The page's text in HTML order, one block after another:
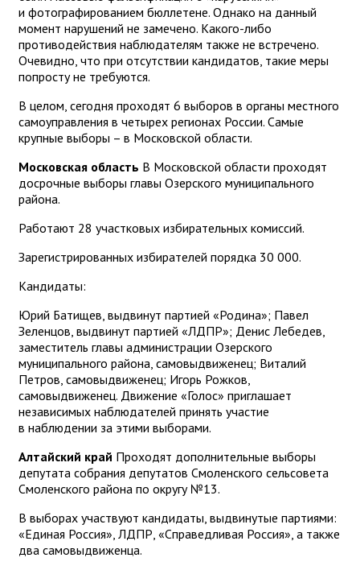
и фотографированием бюллетене. Однако на данный
момент нарушений не замечено. Какого-либо
противодействия наблюдателям также не встречено.
Очевидно, что при отсутствии кандидатов, такие меры
попросту не требуются.
В целом, сегодня проходят 6 выборов в органы местного
самоуправления в четырех регионах России. Самые
крупные выборы – в Московской области.
Московская область В Московской области проходят
досрочные выборы главы Озерского муниципального
района.
Работают 28 участковых избирательных комиссий.
Зарегистрированных избирателей порядка 30 000.
Кандидаты:
Юрий Батищев, выдвинут партией «Родина»; Павел
Зеленцов, выдвинут партией «ЛДПР»; Денис Лебедев,
заместитель главы администрации Озерского
муниципального района, самовыдвиженец; Виталий
Петров, самовыдвиженец; Игорь Рожков,
самовыдвиженец. Движение «Голос» приглашает
независимых наблюдателей принять участие
в наблюдении за этими выборами.
Алтайский край Проходят дополнительные выборы
депутата собрания депутатов Смоленского сельсовета
Смоленского района по округу №13.
В выборах участвуют кандидаты, выдвинутые партиями:
«Единая Россия», ЛДПР, «Справедливая Россия», а также
два самовыдвиженца.